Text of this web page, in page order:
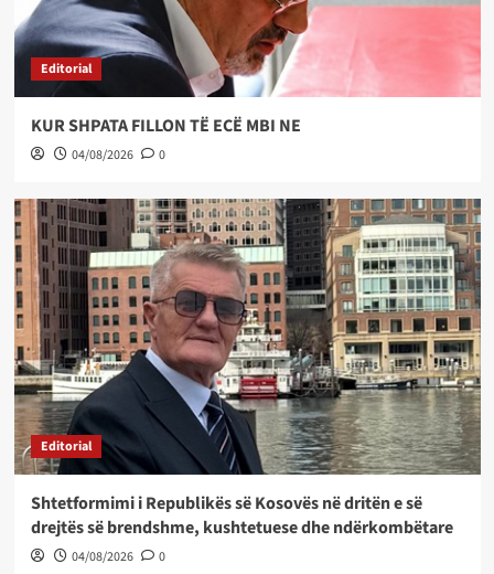
Editorial
KUR SHPATA FILLON TË ECË MBI NE
04/08/2026 0
Editorial
Shtetformimi i Republikës së Kosovës në dritën e së
drejtës së brendshme, kushtetuese dhe ndërkombëtare
04/08/2026 0